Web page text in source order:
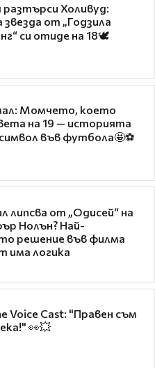
разтърси Холивуд:
от „Годзила
си отиде на 18🕊️
Момчето, което
на 19 — историята
във футбола🤩⚽
липсва от „Одисей“ на
Нолън? Най-
решение във филма
има логика
Voice Cast: "Правен съм
👀💥